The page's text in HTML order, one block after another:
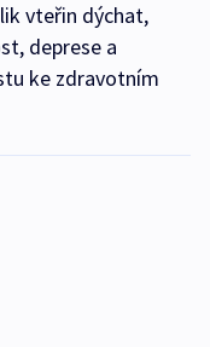
vteřin dýchat,
deprese a
ke zdravotním